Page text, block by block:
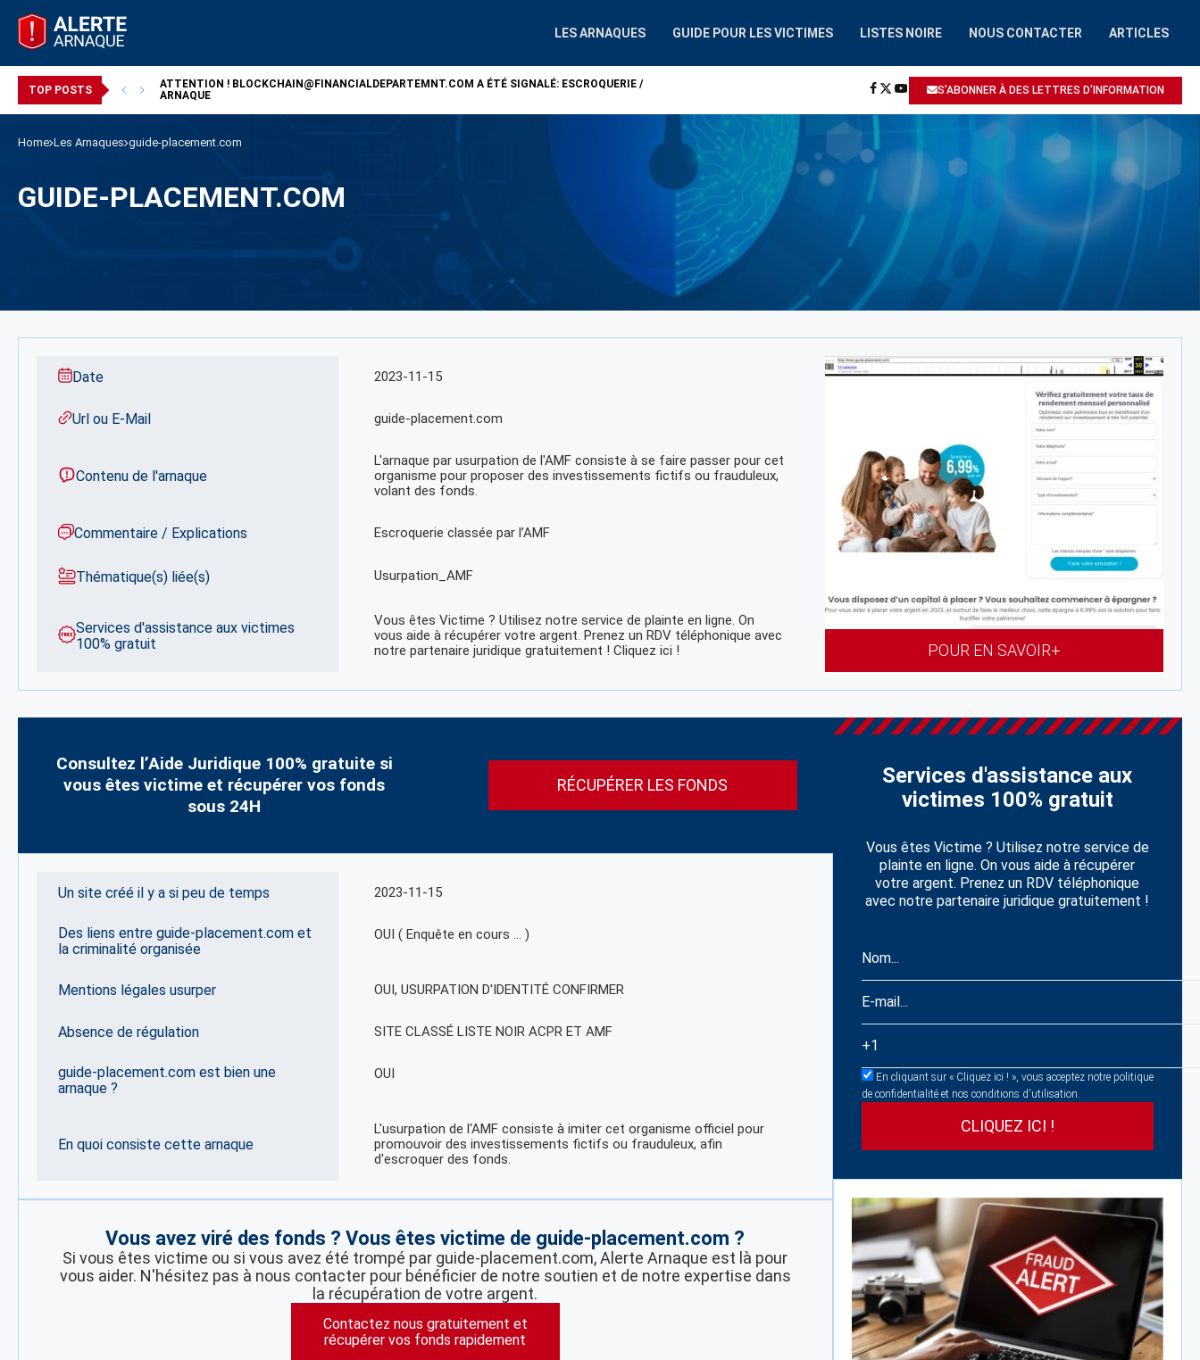
LES ARNAQUES GUIDE POUR LES VICTIMES LISTES NOIRE NOUS CONTACTER ARTICLES
TOP POSTS ATTENTION ! BLOCKCHAIN@FINANCIALDEPARTEMNT.COM A ÉTÉ SIGNALÉ: ESCROQUERIE /
ARNAQUE
ALPHAAIROBOT.COMA ÉTÉ SIGNALÉ: ESCROQUERIE / ARNAQUE
S'ABONNER À DES LETTRES D'INFORMATION
Home Les Arnaques guide-placement.com
GUIDE-PLACEMENT.COM
Date 2023-11-15
Url ou E-Mail guide-placement.com
Contenu de l'arnaque
L'arnaque par usurpation de l'AMF consiste à se faire passer pour cet
organisme pour proposer des investissements fictifs ou frauduleux,
volant des fonds.
Commentaire / Explications Escroquerie classée par l’AMF
Thématique(s) liée(s) Usurpation_AMF
Services d'assistance aux victimes
100% gratuit
Vous êtes Victime ? Utilisez notre service de plainte en ligne. On
vous aide à récupérer votre argent. Prenez un RDV téléphonique avec
notre partenaire juridique gratuitement ! Cliquez ici !
POUR EN SAVOIR+
Consultez l’Aide Juridique 100% gratuite si
vous êtes victime et récupérer vos fonds
sous 24H
RÉCUPÉRER LES FONDS
Un site créé il y a si peu de temps 2023-11-15
Des liens entre guide-placement.com et
la criminalité organisée
OUI ( Enquête en cours … )
Mentions légales usurper OUI, USURPATION D'IDENTITÉ CONFIRMER
Absence de régulation SITE CLASSÉ LISTE NOIR ACPR ET AMF
guide-placement.com est bien une
arnaque ?
OUI
En quoi consiste cette arnaque
L'usurpation de l'AMF consiste à imiter cet organisme officiel pour
promouvoir des investissements fictifs ou frauduleux, afin
d'escroquer des fonds.
Vous avez viré des fonds ? Vous êtes victime de guide-placement.com ?
Si vous êtes victime ou si vous avez été trompé par guide-placement.com, Alerte Arnaque est là pour
vous aider. N'hésitez pas à nous contacter pour bénéficier de notre soutien et de notre expertise dans
la récupération de votre argent.
Contactez nous gratuitement et
récupérer vos fonds rapidement
Services d'assistance aux
victimes 100% gratuit
Vous êtes Victime ? Utilisez notre service de
plainte en ligne. On vous aide à récupérer
votre argent. Prenez un RDV téléphonique
avec notre partenaire juridique gratuitement !
En cliquant sur « Cliquez ici ! », vous acceptez notre politique
de confidentialité et nos conditions d'utilisation.